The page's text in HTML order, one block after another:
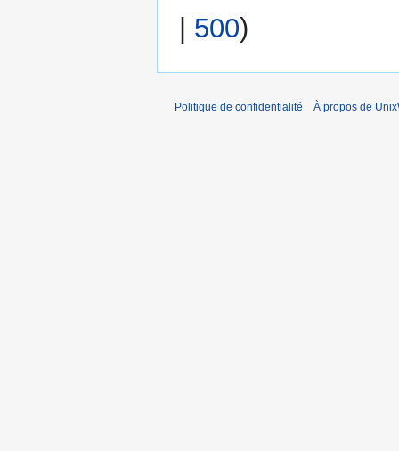
| 500)
Politique de confidentialité À propos de